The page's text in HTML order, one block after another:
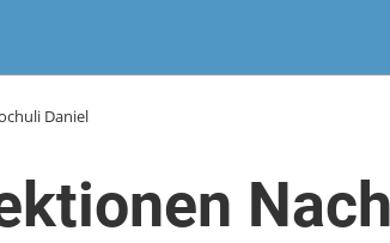
Daniel